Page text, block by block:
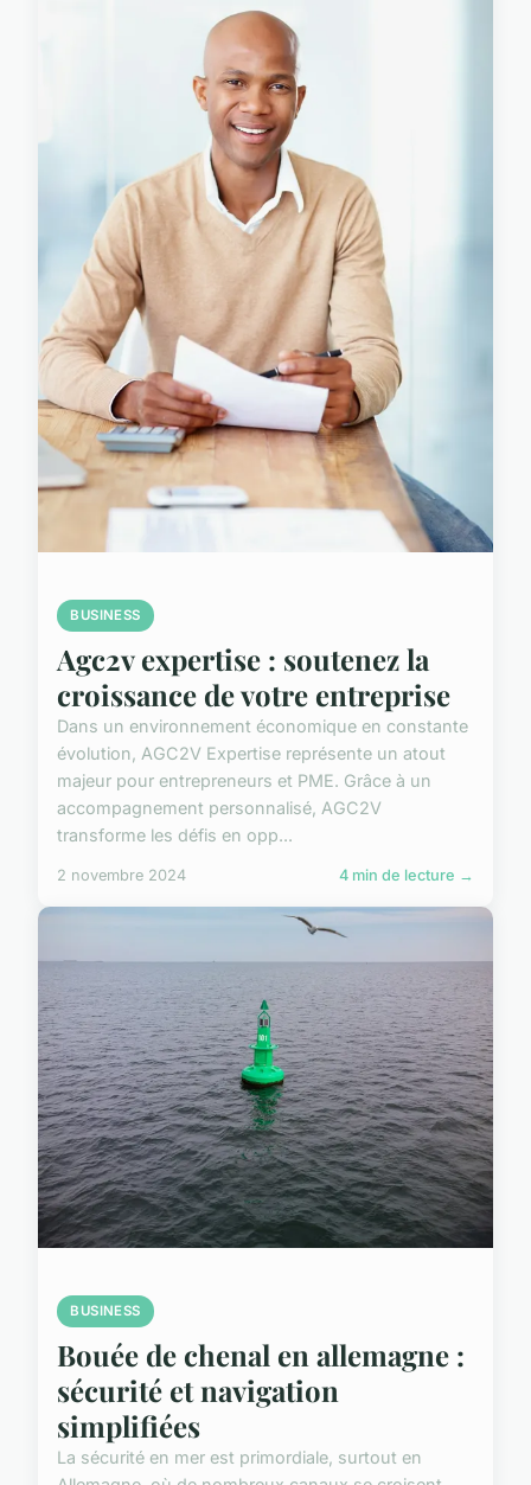
BUSINESS
Agc2v expertise : soutenez la
croissance de votre entreprise
Dans un environnement économique en constante
évolution, AGC2V Expertise représente un atout
majeur pour entrepreneurs et PME. Grâce à un
accompagnement personnalisé, AGC2V
transforme les défis en opp...
2 novembre 2024 4 min de lecture →
BUSINESS
Bouée de chenal en allemagne :
sécurité et navigation
simplifiées
La sécurité en mer est primordiale, surtout en